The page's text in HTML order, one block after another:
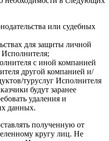
или судебных
для защиты личной
Исполнителя;
с иной компанией
другой компанией и/
туруслуг Исполнителя
будут заранее
удаления и
данных.
полученную от
кругу лиц. Не